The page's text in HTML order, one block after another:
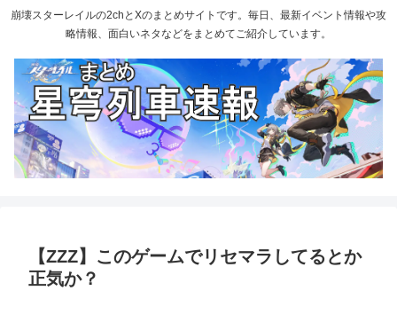
崩壊スターレイルの2chとXのまとめサイトです。毎日、最新イベント情報や攻
略情報、面白いネタなどをまとめてご紹介しています。
【ZZZ】このゲームでリセマラしてるとか
正気か？